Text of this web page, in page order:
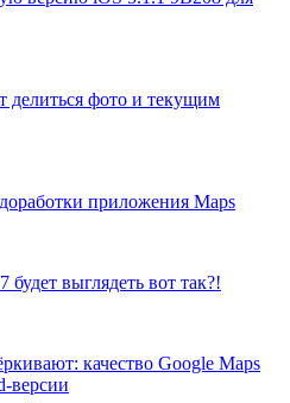
делиться фото и текущим
приложения Maps
выглядеть вот так?!
качество Google Maps
версии